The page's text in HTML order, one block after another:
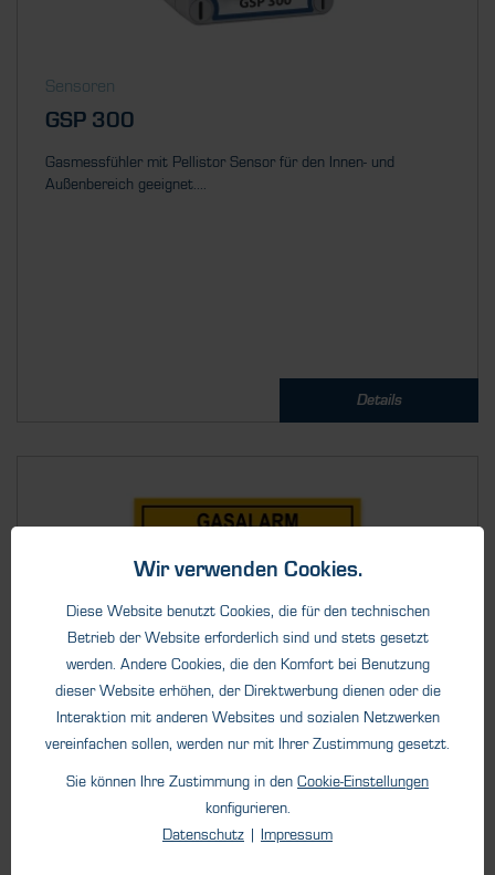
Sensoren
GSP 300
Gasmessfühler mit Pellistor Sensor für den Innen- und
Außenbereich geeignet....
Details
Zubehör
Das Hinweisschild dient als optischer Hinweis auf das
Verhalten im Falle...
Wir verwenden Cookies.
Diese Website benutzt Cookies, die für den technischen
Betrieb der Website erforderlich sind und stets gesetzt
werden. Andere Cookies, die den Komfort bei Benutzung
dieser Website erhöhen, der Direktwerbung dienen oder die
Interaktion mit anderen Websites und sozialen Netzwerken
vereinfachen sollen, werden nur mit Ihrer Zustimmung gesetzt.
Sie können Ihre Zustimmung in den Cookie-Einstellungen
konfigurieren.
Datenschutz | Impressum